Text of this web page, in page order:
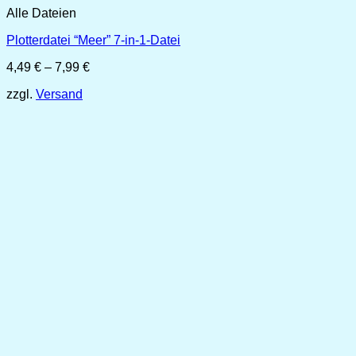
Alle Dateien
Plotterdatei “Meer” 7-in-1-Datei
4,49 € – 7,99 €Preisspanne:
zzgl. Versand